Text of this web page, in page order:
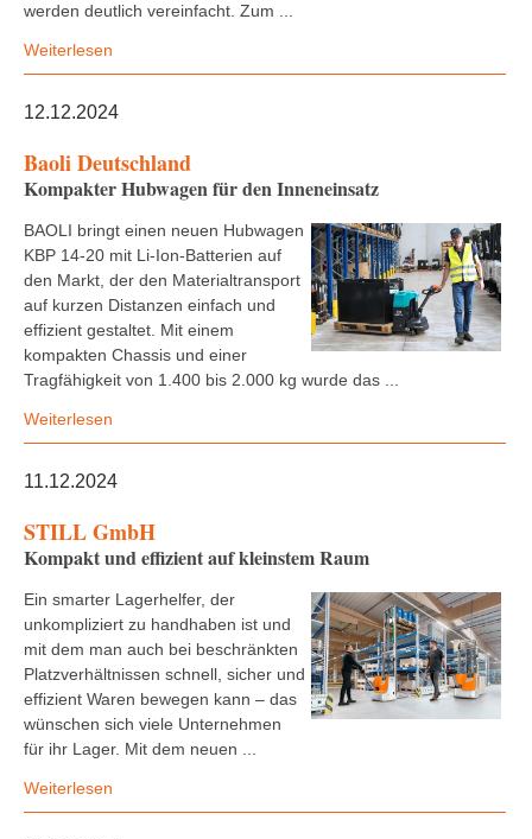
werden deutlich vereinfacht. Zum ...
Weiterlesen
12.12.2024
Baoli Deutschland
Kompakter Hubwagen für den Inneneinsatz
BAOLI bringt einen neuen Hubwagen
KBP 14-20 mit Li-Ion-Batterien auf
den Markt, der den Materialtransport
auf kurzen Distanzen einfach und
effizient gestaltet. Mit einem
kompakten Chassis und einer
Tragfähigkeit von 1.400 bis 2.000 kg wurde das ...
Weiterlesen
11.12.2024
STILL GmbH
Kompakt und effizient auf kleinstem Raum
Ein smarter Lagerhelfer, der
unkompliziert zu handhaben ist und
mit dem man auch bei beschränkten
Platzverhältnissen schnell, sicher und
effizient Waren bewegen kann – das
wünschen sich viele Unternehmen
für ihr Lager. Mit dem neuen ...
Weiterlesen